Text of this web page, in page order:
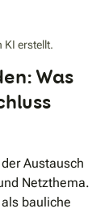
KI erstellt.
Was
Austausch
Netzthema.
bauliche